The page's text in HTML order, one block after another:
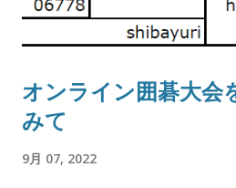
オンライン囲碁大会
みて
9月 07, 2022